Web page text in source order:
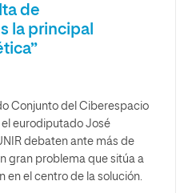
de
la principal
Conjunto del Ciberespacio
el eurodiputado José
debaten ante más de
gran problema que sitúa a
en el centro de la solución.